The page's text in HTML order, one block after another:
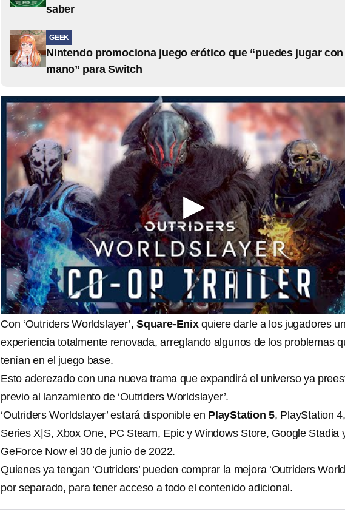
saber
GEEK
Nintendo promociona juego erótico que “puedes jugar
mano” para Switch
Con ‘Outriders Worldslayer’, Square-Enixquiere darle a los jugadores
experiencia totalmente renovada, arreglando algunos de los problemas
tenían en el juego base.
Esto aderezado con una nueva trama que expandirá el universo ya
previo al lanzamiento de ‘Outriders Worldslayer’.
‘Outriders Worldslayer’ estará disponible en PlayStation 5, PlayStation
Series X|S, Xbox One, PC Steam, Epic y Windows Store, Google Stadia
GeForce Now el 30 de junio de 2022.
Quienes ya tengan ‘Outriders’ pueden comprar la mejora ‘Outriders
por separado, para tener acceso a todo el contenido adicional.